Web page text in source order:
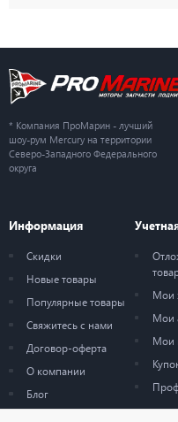
* Компания ПроМарин - лучший
шоу-рум Mercury на территории
Северо-Западного Федерального
округа
Информация
Скидки
Новые товары
Популярные товары
Свяжитесь с нами
Договор-оферта
О компании
Блог
Мои
Мои
Мои